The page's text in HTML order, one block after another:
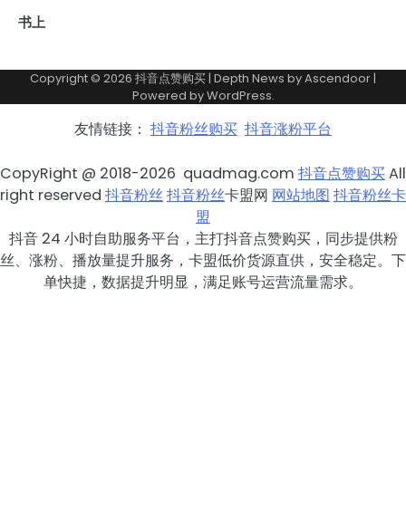
书上
Copyright © 2026 抖音点赞购买 | Depth News byAscendoor |
Powered byWordPress.
友情链接： 抖音粉丝购买 抖音涨粉平台
CopyRight @ 2018-2026 quadmag.com 抖音点赞购买All
right reserved 抖音粉丝 抖音粉丝卡盟网 网站地图 抖音粉丝卡
盟
抖音 24 小时自助服务平台，主打抖音点赞购买，同步提供粉
丝、涨粉、播放量提升服务，卡盟低价货源直供，安全稳定。下
单快捷，数据提升明显，满足账号运营流量需求。